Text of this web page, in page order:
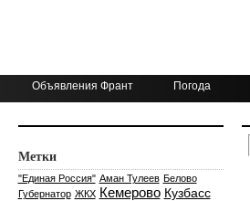
Объявления Франт Погода
Метки
"Единая Россия" Аман Тулеев Белово
Губернатор ЖКХ Кемерово Кузбасс